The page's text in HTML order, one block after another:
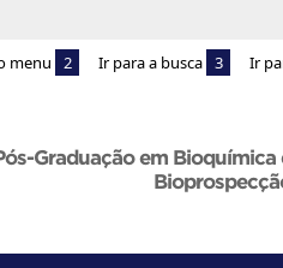
menu 2 Ir para a busca 3 Ir
Graduação em Bioquímica